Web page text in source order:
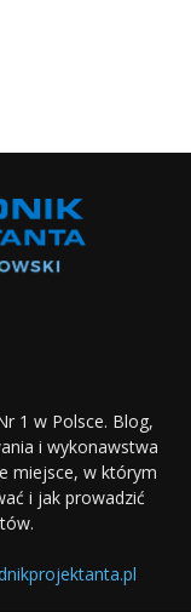
1 w Polsce. Blog,
i wykonawstwa
miejsce, w którym
i jak prowadzić